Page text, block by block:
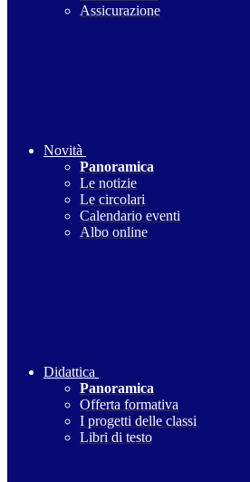
Assicurazione
Novità
Panoramica
Le notizie
Le circolari
Calendario eventi
Albo online
Didattica
Panoramica
Offerta formativa
I progetti delle classi
Libri di testo